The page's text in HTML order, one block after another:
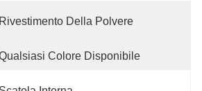
Rivestimento Della Polvere
Colore Disponibile